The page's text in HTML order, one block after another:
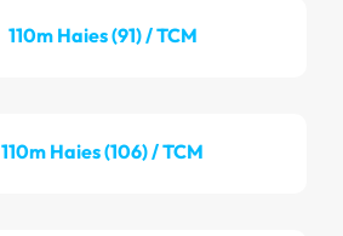
110m Haies (91) / TCM
110m Haies (106) / TCM